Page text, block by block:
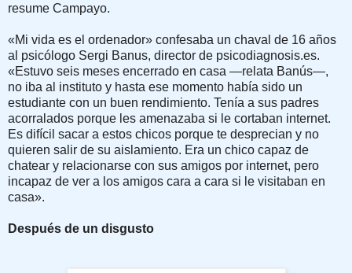
resume Campayo.
«Mi vida es el ordenador» confesaba un chaval de 16 años
al psicólogo Sergi Banus, director de psicodiagnosis.es.
«Estuvo seis meses encerrado en casa —relata Banús—,
no iba al instituto y hasta ese momento había sido un
estudiante con un buen rendimiento. Tenía a sus padres
acorralados porque les amenazaba si le cortaban internet.
Es difícil sacar a estos chicos porque te desprecian y no
quieren salir de su aislamiento. Era un chico capaz de
chatear y relacionarse con sus amigos por internet, pero
incapaz de ver a los amigos cara a cara si le visitaban en
casa».
Después de un disgusto